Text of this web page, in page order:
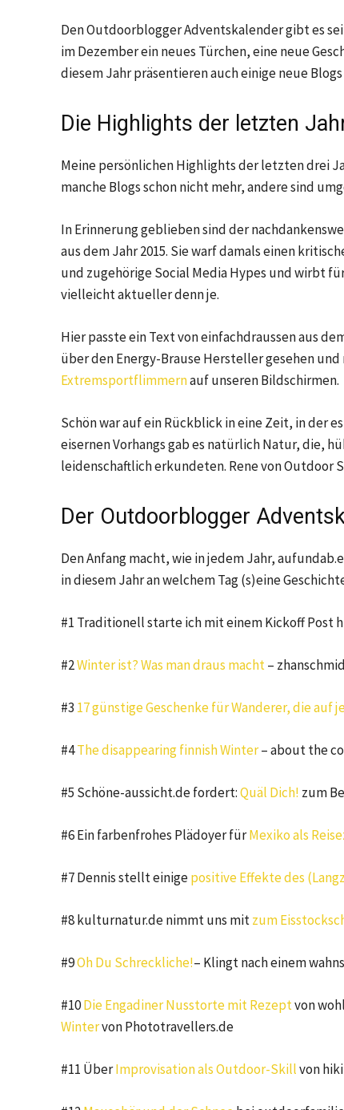
Den Outdoorblogger Adventskalender gibt es
im Dezember ein neues Türchen, eine neue
diesem Jahr präsentieren auch einige neue
Die Highlights der letzten
Meine persönlichen Highlights der letzten drei
manche Blogs schon nicht mehr, andere sind
In Erinnerung geblieben sind der
aus dem Jahr 2015. Sie warf damals einen
und zugehörige Social Media Hypes und wirbt
vielleicht aktueller denn je.
Hier passte ein Text von einfachdraussen aus
über den Energy-Brause Hersteller gesehen und
Extremsportflimmernauf unseren Bildschirmen.
Schön war auf ein Rückblick in eine Zeit, in der
eisernen Vorhangs gab es natürlich Natur, die,
leidenschaftlich erkundeten. Rene von Outdoor
Der Outdoorblogger
Den Anfang macht, wie in jedem Jahr,
in diesem Jahr an welchem Tag (s)eine
#1 Traditionell starte ich mit einem Kickoff Post
#2Winter ist? Was man draus macht–
#3 17 günstige Geschenke für Wanderer, die auf
#4The disappearing finnish Winter– about the
#5 Schöne-aussicht.de fordert:Quäl Dich! zum
#6 Ein farbenfrohes Plädoyer fürMexiko als
#7 Dennis stellt einigepositive Effekte des
#8 kulturnatur.de nimmt uns mitzum
#9Oh Du Schreckliche!– Klingt nach einem
#10Die Engadiner Nusstorte mit Rezeptvon
Wintervon Phototravellers.de
#11 ÜberImprovisation als Outdoor-Skillvon